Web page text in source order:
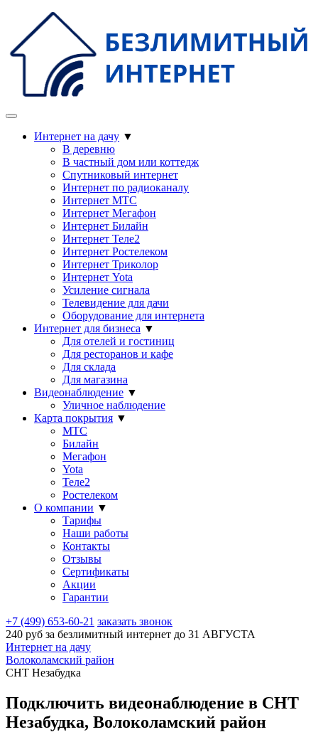
Интернет на дачу ▼
В деревню
В частный дом или коттедж
Спутниковый интернет
Интернет по радиоканалу
Интернет МТС
Интернет Мегафон
Интернет Билайн
Интернет Теле2
Интернет Ростелеком
Интернет Триколор
Интернет Yota
Усиление сигнала
Телевидение для дачи
Оборудование для интернета
Интернет для бизнеса ▼
Для отелей и гостиниц
Для ресторанов и кафе
Для склада
Для магазина
Видеонаблюдение ▼
Уличное наблюдение
Карта покрытия ▼
МТС
Билайн
Мегафон
Yota
Теле2
Ростелеком
О компании ▼
Тарифы
Наши работы
Контакты
Отзывы
Сертификаты
Акции
Гарантии
+7 (499) 653-60-21 заказать звонок
240 руб за безлимитный интернет до 31 АВГУСТА
Интернет на дачу
Волоколамский район
СНТ Незабудка
Подключить видеонаблюдение в СНТ
Незабудка, Волоколамский район